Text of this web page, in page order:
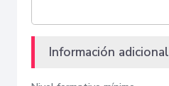
Información adicional